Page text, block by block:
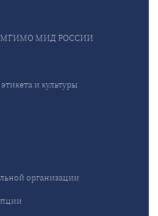
МГИМО МИД РОССИИ
и культуры
организации